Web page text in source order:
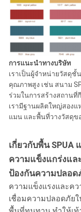
การแนะนําทางบริษัท
เราเป็นผู้จําหน่ายวัสดุ
คุณภาพสูง เช่น สนาม
ร่วมในการสร้างสถานที่
เรามีฐานผลิตใหญ่สอง
แมน และพื้นที่วางวัสดุข
เกี่ยวกับพื้น SPUA
ความแข็งแกร่งแล
ป้องกันความปลอด
ความแข็งแรงและค
เชื่อมความปลอดภัย